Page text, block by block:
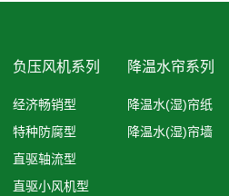
负压风机系列
经济畅销型
特种防腐型
直驱轴流型
直驱小风机型
降温水帘系列
降温水(湿)帘纸
降温水(湿)帘墙